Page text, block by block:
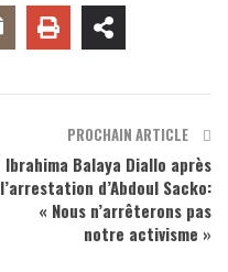
PROCHAIN ARTICLE
Ibrahima Balaya Diallo après
l’arrestation d’Abdoul Sacko:
« Nous n’arrêterons pas
notre activisme »